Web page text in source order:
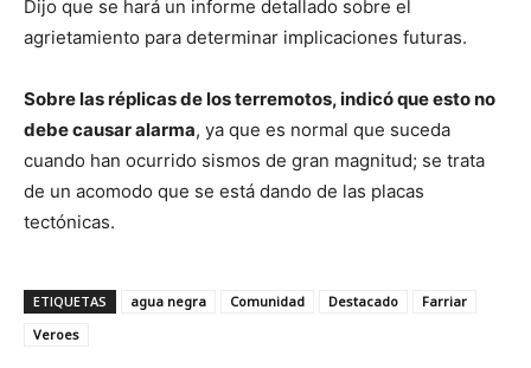
Dijo que se hará un informe detallado sobre el
agrietamiento para determinar implicaciones futuras.
Sobre las réplicas de los terremotos, indicó que esto no
debe causar alarma, ya que es normal que suceda
cuando han ocurrido sismos de gran magnitud; se trata
de un acomodo que se está dando de las placas
tectónicas.
ETIQUETAS agua negra Comunidad Destacado
Farriar
Veroes